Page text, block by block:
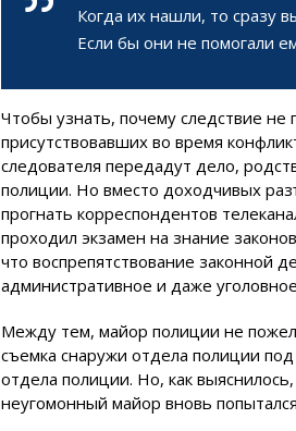
Когда их нашли, то сразу
Если бы они не помогали
Чтобы узнать, почему следствие не
присутствовавших во время
следователя передадут дело,
полиции. Но вместо доходчивых
прогнать корреспондентов
проходил экзамен на знание
что воспрепятствование законной
административное и даже
Между тем, майор полиции не
съемка снаружи отдела полиции
отдела полиции. Но, как
неугомонный майор вновь